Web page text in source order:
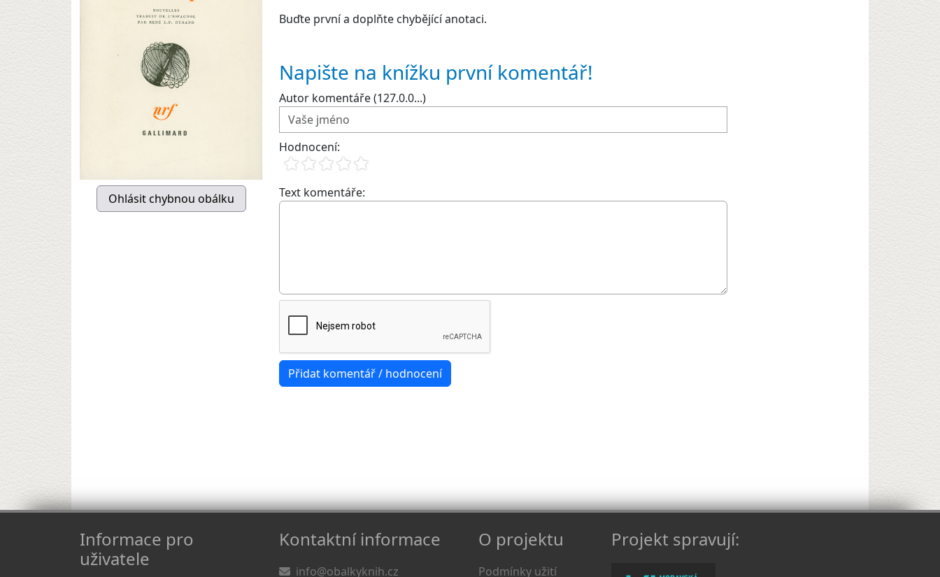
Buďte první a doplňte chybějící anotaci.
Napište na knížku první komentář!
Autor komentáře (127.0.0...)
Hodnocení:
Text komentáře:
Informace pro
uživatele
Kontaktní informace
info@obalkyknih.cz
O projektu
Podmínky užití
Projekt spravují: